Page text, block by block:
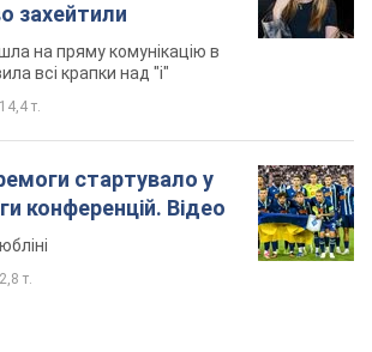
захейтили
на пряму комунікацію в
всі крапки над "і"
14,4 т.
стартувало у
конференцій. Відео
2,8 т.